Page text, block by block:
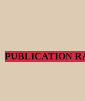
PUBLICATION